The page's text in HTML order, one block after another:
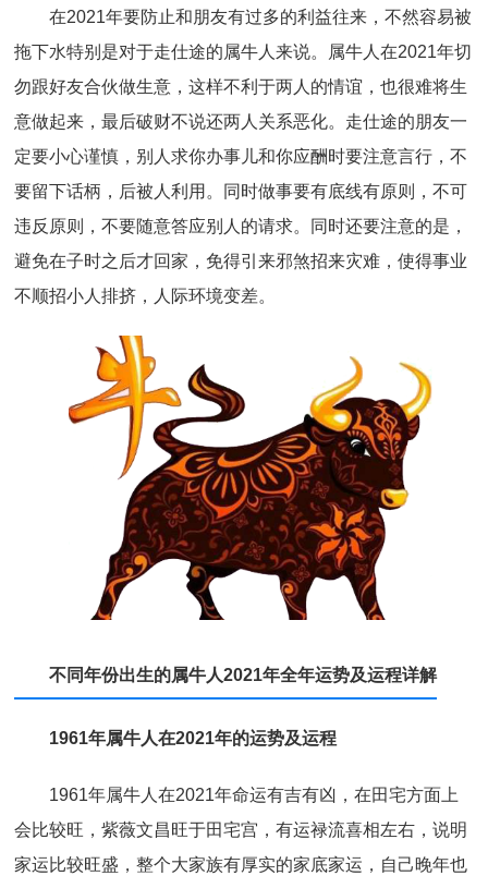
在2021年要防止和朋友有过多的利益往来，不然容易被
拖下水特别是对于走仕途的属牛人来说。属牛人在2021年切
勿跟好友合伙做生意，这样不利于两人的情谊，也很难将生
意做起来，最后破财不说还两人关系恶化。走仕途的朋友一
定要小心谨慎，别人求你办事儿和你应酬时要注意言行，不
要留下话柄，后被人利用。同时做事要有底线有原则，不可
违反原则，不要随意答应别人的请求。同时还要注意的是，
避免在子时之后才回家，免得引来邪煞招来灾难，使得事业
不顺招小人排挤，人际环境变差。
不同年份出生的属牛人2021年全年运势及运程详解
1961年属牛人在2021年的运势及运程
1961年属牛人在2021年命运有吉有凶，在田宅方面上
会比较旺，紫薇文昌旺于田宅宫，有运禄流喜相左右，说明
家运比较旺盛，整个大家族有厚实的家底家运，自己晚年也